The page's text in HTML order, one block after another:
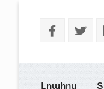
b a
Լրահոս